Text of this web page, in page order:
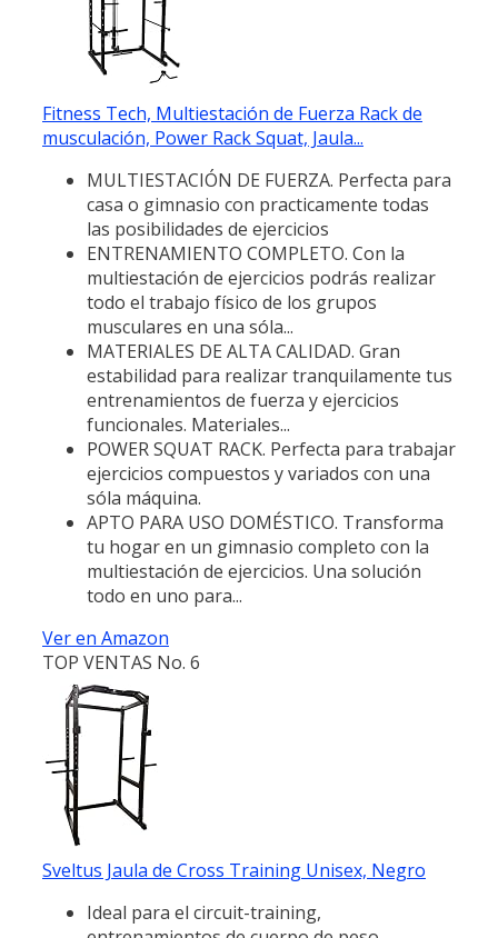
Fitness Tech, Multiestación de Fuerza Rack de
musculación, Power Rack Squat, Jaula...
MULTIESTACIÓN DE FUERZA. Perfecta para
casa o gimnasio con practicamente todas
las posibilidades de ejercicios
ENTRENAMIENTO COMPLETO. Con la
multiestación de ejercicios podrás realizar
todo el trabajo físico de los grupos
musculares en una sóla...
MATERIALES DE ALTA CALIDAD. Gran
estabilidad para realizar tranquilamente tus
entrenamientos de fuerza y ejercicios
funcionales. Materiales...
POWER SQUAT RACK. Perfecta para trabajar
ejercicios compuestos y variados con una
sóla máquina.
APTO PARA USO DOMÉSTICO. Transforma
tu hogar en un gimnasio completo con la
multiestación de ejercicios. Una solución
todo en uno para...
Ver en Amazon
TOP VENTAS No. 6
Sveltus Jaula de Cross Training Unisex, Negro
Ideal para el circuit-training,